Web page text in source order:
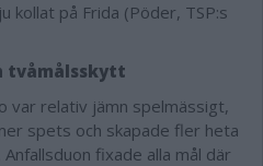
kollat på Frida (Pöder, TSP:s
tvåmålsskytt
var relativ jämn spelmässigt,
spets och skapade fler heta
fixade alla mål där